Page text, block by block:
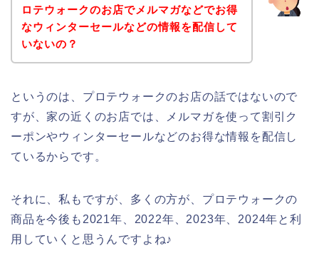
ロテウォークのお店でメルマガなどでお得
なウィンターセールなどの情報を配信して
いないの？
というのは、プロテウォークのお店の話ではないので
すが、家の近くのお店では、メルマガを使って割引ク
ーポンやウィンターセールなどのお得な情報を配信し
ているからです。
それに、私もですが、多くの方が、プロテウォークの
商品を今後も2021年、2022年、2023年、2024年と利
用していくと思うんですよね♪